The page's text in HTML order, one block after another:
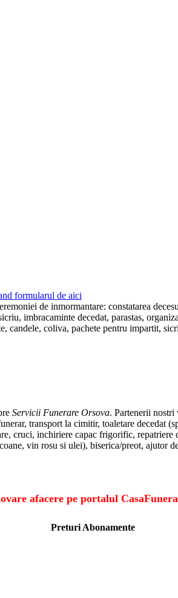
formularul de aici
de inmormantare: constatarea
imbracaminte decedat, parastas,
candele, coliva, pachete pentru impartit,
Servicii Funerare Orsova. Partenerii nostri
transport la cimitir, toaletare decedat
cruci, inchiriere capac frigorific,
vin rosu si ulei), biserica/preot, ajutor
afacere pe portalul
Preturi Abonamente